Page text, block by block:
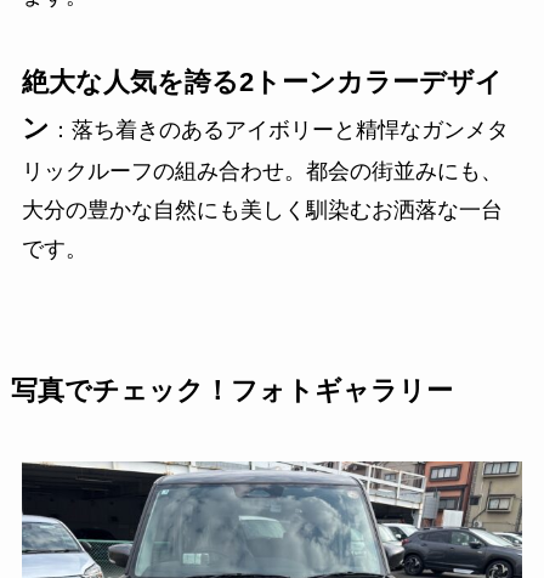
絶大な人気を誇る2トーンカラーデザイ
ン ：落ち着きのあるアイボリーと精悍なガンメタ
リックルーフの組み合わせ。都会の街並みにも、
大分の豊かな自然にも美しく馴染むお洒落な一台
です。
写真でチェック！フォトギャラリー